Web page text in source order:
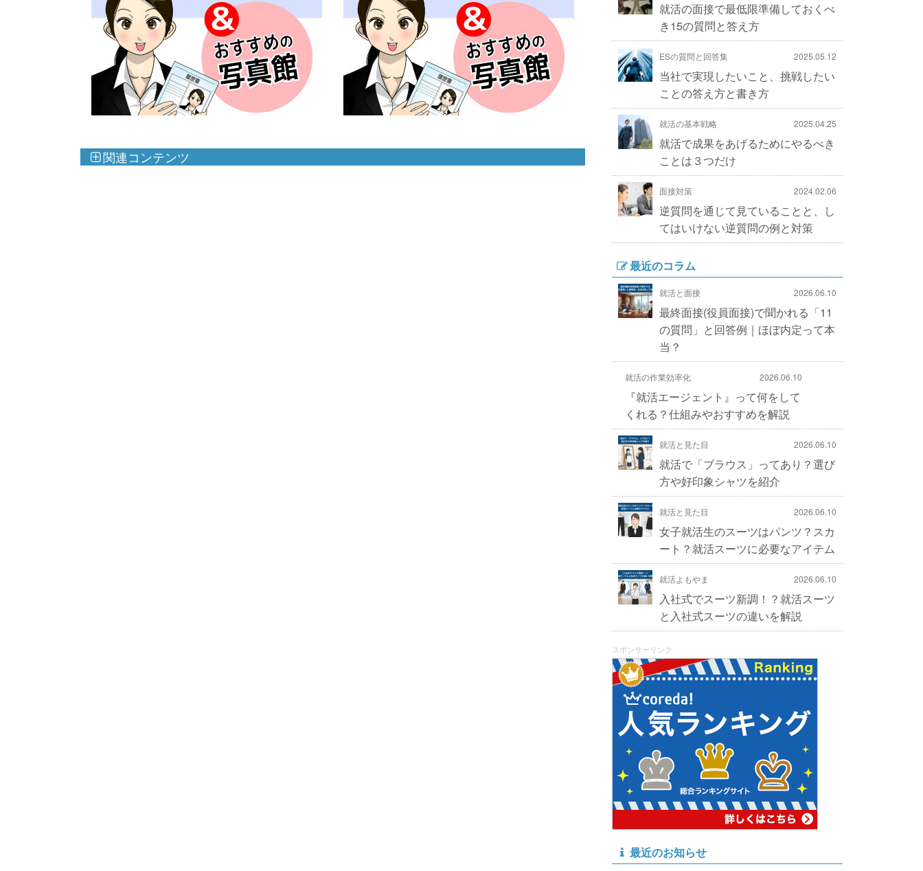
関連コンテンツ
就活の面接で最低限準備しておくべ
き15の質問と答え方
ESの質問と回答集 2025.05.12
当社で実現したいこと、挑戦したい
ことの答え方と書き方
就活の基本戦略 2025.04.25
就活で成果をあげるためにやるべき
ことは３つだけ
面接対策 2024.02.06
逆質問を通じて見ていることと、し
てはいけない逆質問の例と対策
最近のコラム
就活と面接 2026.06.10
最終面接(役員面接)で聞かれる「11
の質問」と回答例｜ほぼ内定って本
当？
就活の作業効率化 2026.06.10
『就活エージェント』って何をして
くれる？仕組みやおすすめを解説
就活と見た目 2026.06.10
就活で「ブラウス」ってあり？選び
方や好印象シャツを紹介
就活と見た目 2026.06.10
女子就活生のスーツはパンツ？スカ
ート？就活スーツに必要なアイテム
就活よもやま 2026.06.10
入社式でスーツ新調！？就活スーツ
と入社式スーツの違いを解説
スポンサーリンク
最近のお知らせ